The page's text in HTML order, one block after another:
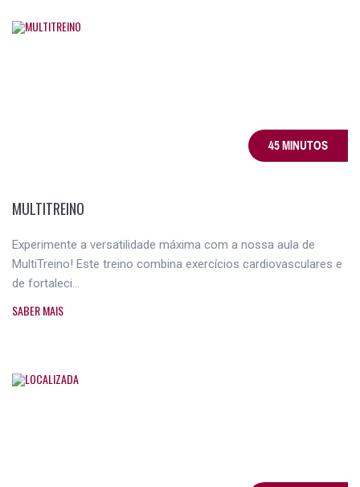
45 MINUTOS
MULTITREINO
Experimente a versatilidade máxima com a nossa aula de
MultiTreino! Este treino combina exercícios cardiovasculares e
de fortaleci...
SABER MAIS